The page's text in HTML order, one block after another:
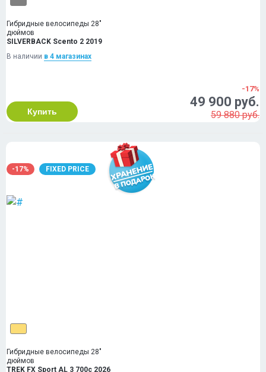
Гибридные велосипеды 28"
дюймов
SILVERBACK Scento 2 2019
В наличии в 4 магазинах
Купить
-17%
49 900 руб.
59 880 руб.
-17% FIXED PRICE
Гибридные велосипеды 28"
дюймов
TREK FX Sport AL 3 700c 2026